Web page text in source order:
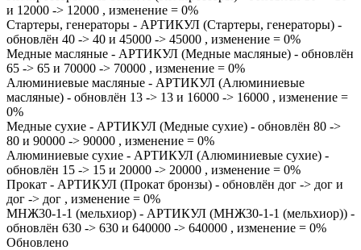
и 12000 -> 12000 , изменение = 0%
Стартеры, генераторы - АРТИКУЛ (Стартеры, генераторы) -
обновлён 40 -> 40 и 45000 -> 45000 , изменение = 0%
Медные масляные - АРТИКУЛ (Медные масляные) - обновлён
65 -> 65 и 70000 -> 70000 , изменение = 0%
Алюминиевые масляные - АРТИКУЛ (Алюминиевые
масляные) - обновлён 13 -> 13 и 16000 -> 16000 , изменение =
0%
Медные сухие - АРТИКУЛ (Медные сухие) - обновлён 80 ->
80 и 90000 -> 90000 , изменение = 0%
Алюминиевые сухие - АРТИКУЛ (Алюминиевые сухие) -
обновлён 15 -> 15 и 20000 -> 20000 , изменение = 0%
Прокат - АРТИКУЛ (Прокат бронзы) - обновлён дог -> дог и
дог -> дог , изменение = 0%
МНЖ30-1-1 (мельхиор) - АРТИКУЛ (МНЖ30-1-1 (мельхиор)) -
обновлён 630 -> 630 и 640000 -> 640000 , изменение = 0%
Обновлено